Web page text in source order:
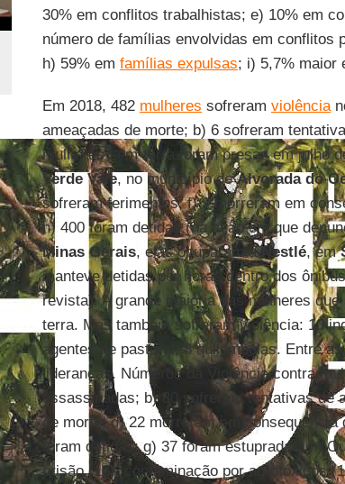
30% em conflitos trabalhistas; e) 10% em
número de famílias envolvidas em conflitos
h) 59% em famílias expulsas; i) 5,7% maior
Em 2018, 482 mulheres sofreram violência
ameaçadas de morte; b) 6 sofreram
mulheres sem-terra foram presas em julho
Verde Vale, no município deAlvorada do
sofreram ferimentos; f) 2 morreram em
h) 400 foram detidas (na ação em que
Minas Gerais, elas ocuparam aNestlé, em
manteve detidas por horas dentro dos
revista). A grande maioria das mulheres
terra. Mas também sofreram violência: 13
agentes de pastoral, 8 quilombolas. Entre
lideranças. Números da Violência contra
assassinadas; b) 80 sofreram tentativas de
de morte; d) 22 morreram em
foram detidas; g) 37 foram estupradas; h)
prisão (16), contaminação por agrotóxicos